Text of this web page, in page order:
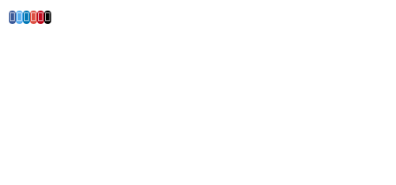
Facebook
Twitter
LinkedIn
Whatsapp
Google+
Pinterest
Email